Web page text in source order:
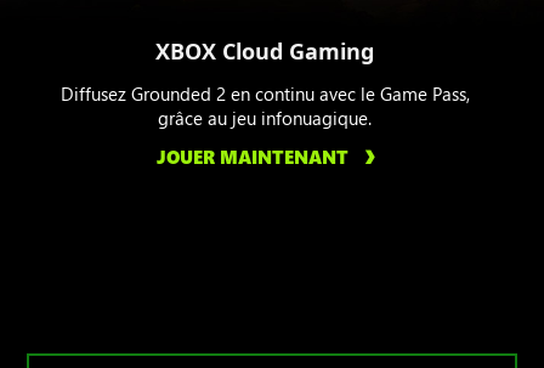
XBOX Cloud Gaming
Diffusez Grounded 2 en continu avec le Game Pass,
grâce au jeu infonuagique.
JOUER MAINTENANT